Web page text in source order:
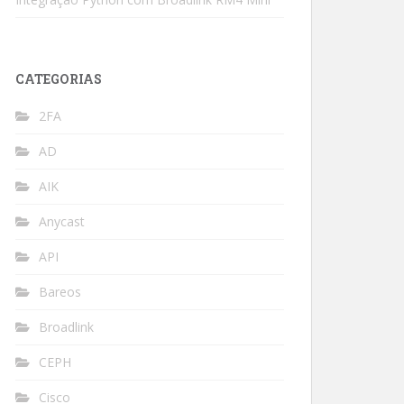
CATEGORIAS
2FA
AD
AIK
Anycast
API
Bareos
Broadlink
CEPH
Cisco